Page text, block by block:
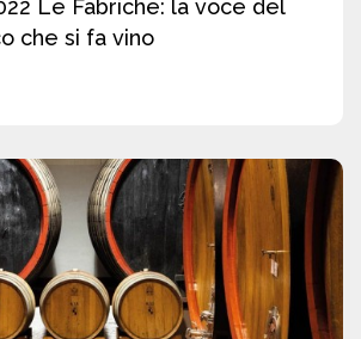
Le Fabriche: la voce del
che si fa vino